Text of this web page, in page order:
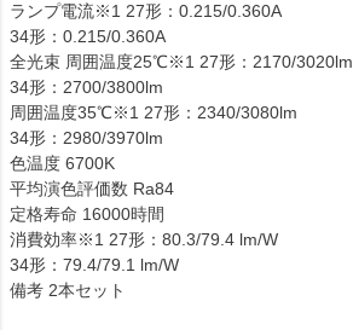
ランプ電流※1 27形：0.215/0.360A
34形：0.215/0.360A
全光束 周囲温度25℃※1 27形：2170/3020lm
34形：2700/3800lm
周囲温度35℃※1 27形：2340/3080lm
34形：2980/3970lm
色温度 6700K
平均演色評価数 Ra84
定格寿命 16000時間
消費効率※1 27形：80.3/79.4 lm/W
34形：79.4/79.1 lm/W
備考 2本セット